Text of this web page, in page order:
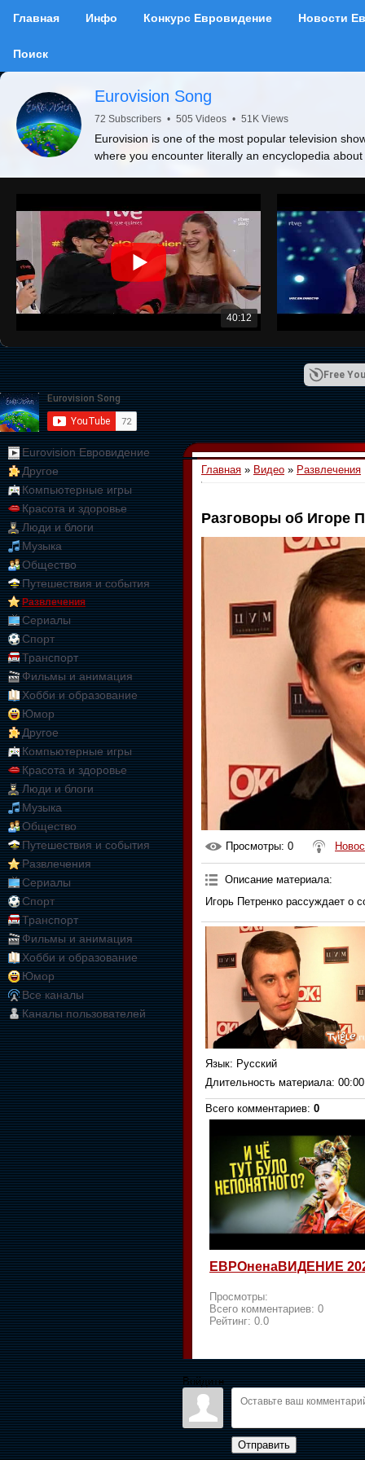
Главная Инфо Конкурс Евровидение Новости
Поиск
Eurovision Song
72 Subscribers • 505 Videos • 51K Views
Eurovision is one of the most popular television
where you encounter literally an encyclopedia
40:12
Free
Eurovision Евровидение
Другое
Компьютерные игры
Красота и здоровье
Люди и блоги
Музыка
Общество
Путешествия и события
Развлечения
Сериалы
Спорт
Транспорт
Фильмы и анимация
Хобби и образование
Юмор
Другое
Компьютерные игры
Красота и здоровье
Люди и блоги
Музыка
Общество
Путешествия и события
Развлечения
Сериалы
Спорт
Транспорт
Фильмы и анимация
Хобби и образование
Юмор
Все каналы
Каналы пользователей
Главная » Видео » Развлечения
Разговоры об Игоре
Просмотры: 0
Описание материала:
Игорь Петренко рассуждает о
Язык: Русский
Длительность материала:
Всего комментариев: 0
ЕВРОненаВИДЕНИЕ
Просмотры:
Всего комментариев: 0
Рейтинг: 0.0
Войдите:
Отправить